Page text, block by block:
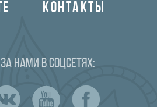
КОНТАКТЫ
нами в соцсетях: